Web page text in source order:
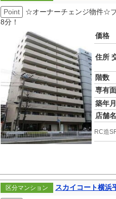
Point
☆オーナーチェンジ物件☆
8分！
価格
住所
階数
専有
築年月
店舗名
RC造
区分マンション
スカイコート横浜